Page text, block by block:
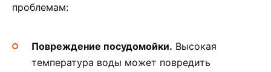
проблемам:
Повреждение посудомойки. Высокая
температура воды может повредить